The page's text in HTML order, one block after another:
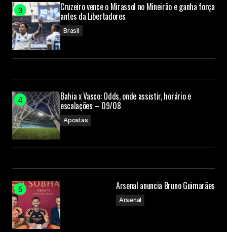
Cruzeiro vence o Mirassol no Mineirão e ganha força
antes da Libertadores
Brasil
Bahia x Vasco: Odds, onde assistir, horário e
escalações – 09/08
Apostas
Arsenal anuncia Bruno Guimarães
Arsenal